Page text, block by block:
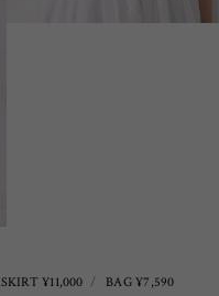
SKIRT ¥11,000 BAG ¥7,590